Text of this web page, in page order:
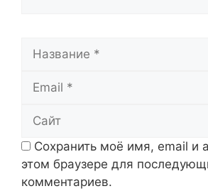
Сохранить моё имя, email и
этом браузере для
комментариев.